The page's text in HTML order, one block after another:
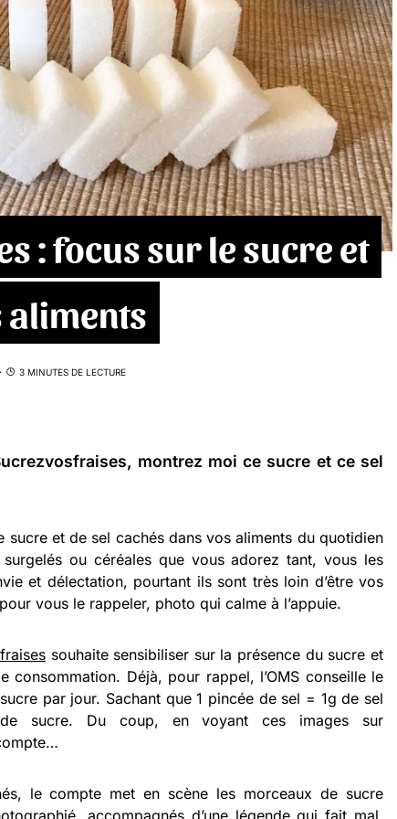
: focus sur le sucre et
aliments
3 MINUTES DE LECTURE
montrez moi ce sucre et ce sel
sucre et de sel cachés dans vos aliments du quotidien
ou céréales que vous adorez tant, vous les
et délectation, pourtant ils sont très loin d’être vos
vous le rappeler, photo qui calme à l’appuie.
souhaite sensibiliser sur la présence du sucre et
consommation. Déjà, pour rappel, l’OMS conseille le
par jour. Sachant que 1 pincée de sel = 1g de sel
sucre. Du coup, en voyant ces images sur
le compte met en scène les morceaux de sucre